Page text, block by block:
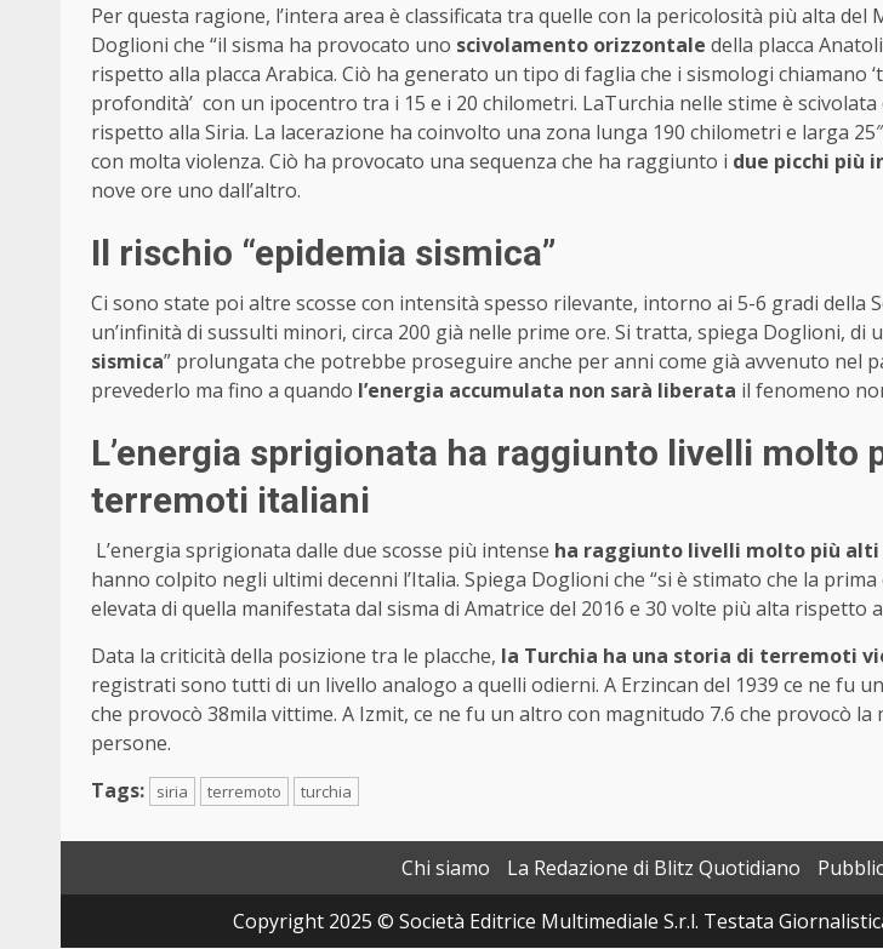
Per questa ragione, l’intera area è classificata tra quelle con la pericolosità più alta del
Doglioni che “il sisma ha provocato uno scivolamento orizzontale della placca
rispetto alla placca Arabica. Ciò ha generato un tipo di faglia che i sismologi chiamano
profondità’ con un ipocentro tra i 15 e i 20 chilometri. LaTurchia nelle stime è
rispetto alla Siria. La lacerazione ha coinvolto una zona lunga 190 chilometri e larga
con molta violenza. Ciò ha provocato una sequenza che ha raggiunto i due picchi più
nove ore uno dall’altro.
Il rischio “epidemia sismica”
Ci sono state poi altre scosse con intensità spesso rilevante, intorno ai 5-6 gradi della
un’infinità di sussulti minori, circa 200 già nelle prime ore. Si tratta, spiega Doglioni, di
sismica” prolungata che potrebbe proseguire anche per anni come già avvenuto nel
prevederlo ma fino a quando l’energia accumulata non sarà liberata il fenomeno
L’energia sprigionata ha raggiunto livelli molto
terremoti italiani
L’energia sprigionata dalle due scosse più intense ha raggiunto livelli molto più alti
hanno colpito negli ultimi decenni l’Italia. Spiega Doglioni che “si è stimato che la
elevata di quella manifestata dal sisma di Amatrice del 2016 e 30 volte più alta rispetto
Data la criticità della posizione tra le placche, la Turchia ha una storia di terremoti
registrati sono tutti di un livello analogo a quelli odierni. A Erzincan del 1939 ce ne fu
che provocò 38mila vittime. A Izmit, ce ne fu un altro con magnitudo 7.6 che provocò la
persone.
Tags:
siria terremoto turchia
Chi siamo La Redazione di Blitz Quotidiano
Copyright 2025 © Società Editrice Multimediale S.r.l. Testata